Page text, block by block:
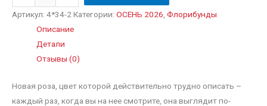
Артикул: 4*34-2 Категории: ОСЕНЬ 2026 Флорибунды
Описание
Детали
Отзывы (0)
Новая роза, цвет которой действительно трудно описать –
каждый раз, когда вы на нее смотрите, она выглядит по-